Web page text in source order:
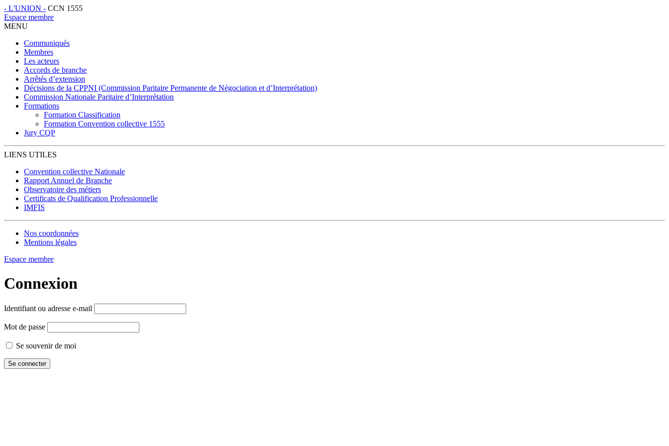
- L'UNION - CCN 1555
Espace membre
MENU
Communiqués
Membres
Les acteurs
Accords de branche
Arrêtés d’extension
Décisions de la CPPNI (Commission Paritaire Permanente de Négociation et d’Interprétation)
Commission Nationale Paritaire d’Interprétation
Formations
Formation Classification
Formation Convention collective 1555
Jury CQP
LIENS UTILES
Convention collective Nationale
Rapport Annuel de Branche
Observatoire des métiers
Certificats de Qualification Professionnelle
IMFIS
Nos coordonnées
Mentions légales
Espace membre
Connexion
Identifiant ou adresse e-mail
Mot de passe
Se souvenir de moi